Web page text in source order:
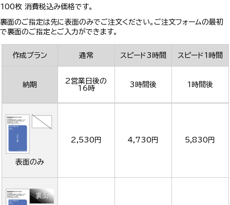
100枚 消費税込み価格です。
裏面のご指定は先に表面のみでご注文ください。ご注文フォームの最初
で裏面のご指定とご入力ができます。
作成プラン 通常 スピード3時間 スピード1時間
納期
2営業日後の
16時
3時間後 1時間後
表面のみ
2,530円 4,730円 5,830円